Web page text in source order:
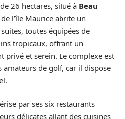
26 hectares, situé à Beau
l’île Maurice abrite un
toutes équipées de
tropicaux, offrant un
privé et serein. Le complexe est
de golf, car il dispose
par ses six restaurants
délicates allant des cuisines